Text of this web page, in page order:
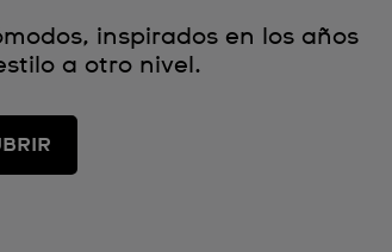
inspirados en los años
a otro nivel.